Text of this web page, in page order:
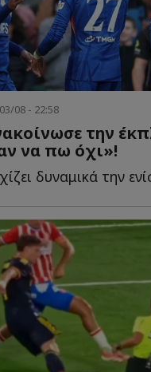
08 - 22:58
την
να πω όχι»!